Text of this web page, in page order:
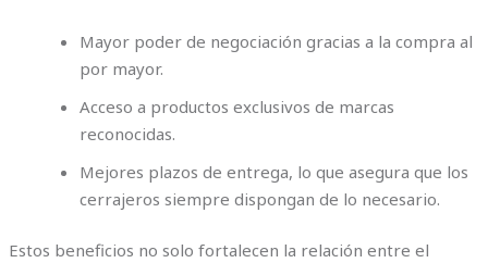
Mayor poder de negociación gracias a la compra al
por mayor.
Acceso a productos exclusivos de marcas
reconocidas.
Mejores plazos de entrega, lo que asegura que los
cerrajeros siempre dispongan de lo necesario.
Estos beneficios no solo fortalecen la relación entre el